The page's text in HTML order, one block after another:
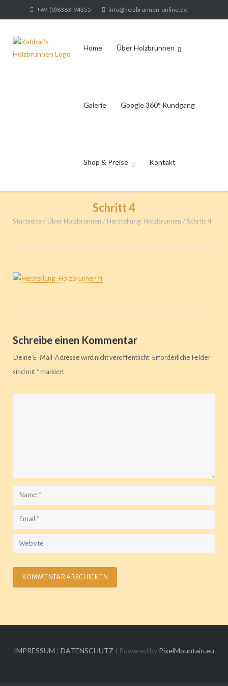
zum
+49-(0)8363-94355 info@holzbrunnen-online.de
Home Über Holzbrunnen
Galerie Google 360° Rundgang
Shop & Preise Kontakt
Schritt 4
Startseite / Über Holzbrunnen / Herstellung: Holzbrunnen / Schritt 4
Schreibe einen Kommentar
Deine E-Mail-Adresse wird nicht veröffentlicht. Erforderliche Felder
sind mit *markiert
IMPRESSUM | DATENSCHUTZ | Powered by PixelMountain.eu